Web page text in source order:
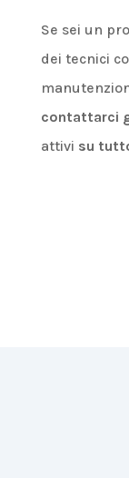
Se sei un
dei tecnici
contattarci
attivi su